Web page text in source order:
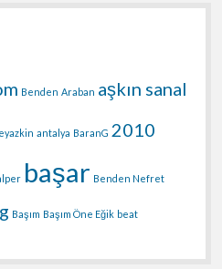
Benden Araban aşkın sanal
antalya BaranG 2010
başar Benden Nefret
Başım Başım Öne Eğik beat